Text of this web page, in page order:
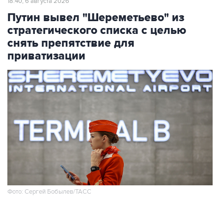
Путин вывел "Шереметьево" из
стратегического списка с целью
снять препятствие для
приватизации
Фото: Сергей Бобылев/ТАСС